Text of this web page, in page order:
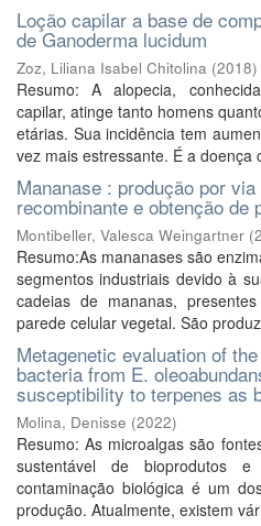
Loção capilar a base de
de Ganoderma lucidum
Zoz, Liliana Isabel Chitolina (2018)
Resumo: A alopecia,
capilar, atinge tanto homens
etárias. Sua incidência tem
vez mais estressante. É a doença
Mananase : produção por
recombinante e obtenção de
Montibeller, Valesca Weingartner (
Resumo:As mananases são
segmentos industriais devido à
cadeias de mananas,
parede celular vegetal. São
Metagenetic evaluation of
bacteria from E.
susceptibility to terpenes as
Molina, Denisse (2022)
Resumo: As microalgas são
sustentável de bioprodutos
contaminação biológica é um
produção. Atualmente, existem